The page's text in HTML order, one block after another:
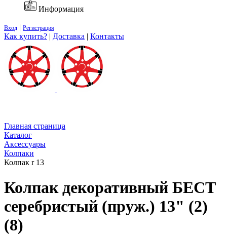
Информация
Вход | Регистрация
Как купить? | Доставка | Контакты
Главная страница
Каталог
Аксессуары
Колпаки
Колпак r 13
Колпак декоративный БЕСТ
серебристый (пруж.) 13" (2)
(8)